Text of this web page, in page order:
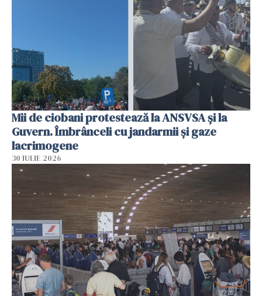
Mii de ciobani protestează la ANSVSA și la
Guvern. Îmbrânceli cu jandarmii și gaze
lacrimogene
30 IULIE 2026